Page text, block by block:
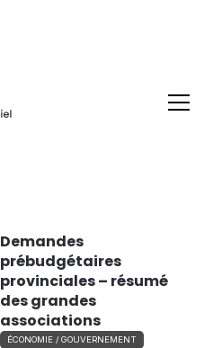
Demandes
prébudgétaires
provinciales – résumé
des grandes
associations
ÉCONOMIE / GOUVERNEMENT